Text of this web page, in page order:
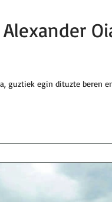
guztiek egin dituzte beren